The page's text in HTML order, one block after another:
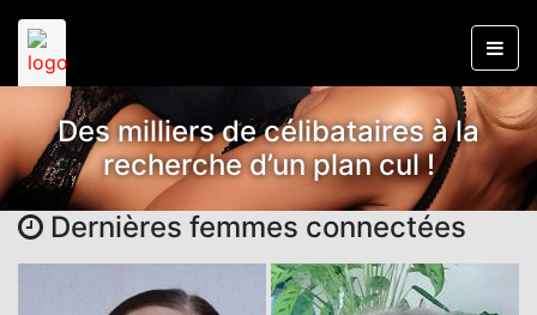
Des milliers de célibataires à la
recherche d’un plan cul !
Dernières femmes connectées